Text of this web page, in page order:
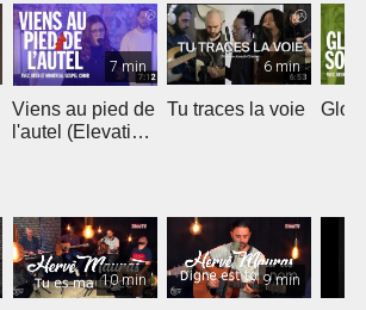
7 min
Viens au pied de
l'autel (Elevation
6 min
Tu traces la voie
10 min 9 min